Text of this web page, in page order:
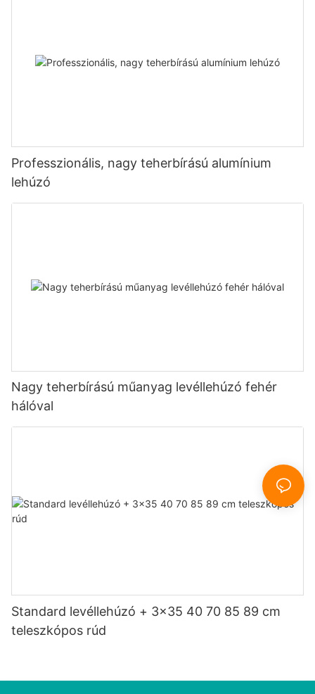
Professzionális, nagy teherbírású alumínium
lehúzó
Nagy teherbírású műanyag levéllehúzó fehér
hálóval
Standard levéllehúzó + 3x35 40 70 85 89 cm
teleszkópos rúd